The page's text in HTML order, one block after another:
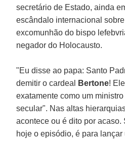
secretário de Estado, ainda
escândalo internacional
excomunhão do bispo
negador do Holocausto.
"Eu disse ao papa: Santo
demitir o cardeal
Bertone!
exatamente como um
secular". Nas altas
acontece ou é dito por acaso.
hoje o episódio, é para lançar